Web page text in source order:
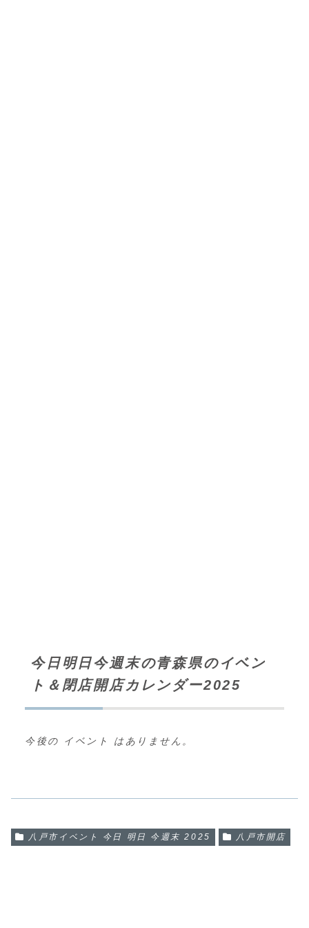
今日明日今週末の青森県のイベン
ト＆閉店開店カレンダー2025
今後の イベント はありません。
八戸市イベント 今日 明日 今週末 2025 八戸市開店